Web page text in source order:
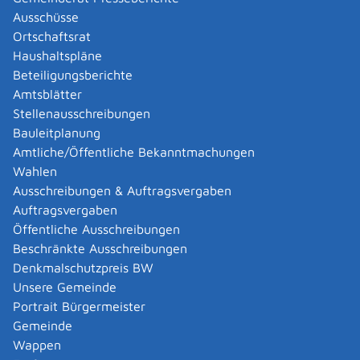
Ausschüsse
Ortschaftsrat
Haushaltspläne
Beteiligungsberichte
Amtsblätter
Stellenausschreibungen
Bauleitplanung
Amtliche/Öffentliche Bekanntmachungen
Wahlen
Ausschreibungen & Auftragsvergaben
Auftragsvergaben
Öffentliche Ausschreibungen
Beschränkte Ausschreibungen
Denkmalschutzpreis BW
Unsere Gemeinde
Portrait Bürgermeister
Gemeinde
Wappen
Deutschland benötigte Menge mitnehmen.
Onlineantrag und Formulare
Formular für Reisen in den Schengen-Raum
Musterformular für Reisen in Nicht-Schengen-
Länder
Zuständige Stelle
für die Verschreibung und die Bescheinigung: Ihre
behandelnde Ärztin oder Ihr behandelnder Arzt
für die Beglaubigung der Bescheinigung: Ihr örtlich
zuständiges Gesundheitsamt
Landratsamt Reutlingen
Leistungsdetails